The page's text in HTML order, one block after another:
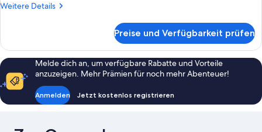
Weitere Details
Weitere
Panoramique
Preise und Verfügbarkeit prüfen
Melde dich an, um verfügbare Rabatte und Vorteile
anzuzeigen. Mehr Prämien für noch mehr Abenteuer!
Anmelden Jetzt kostenlos registrieren